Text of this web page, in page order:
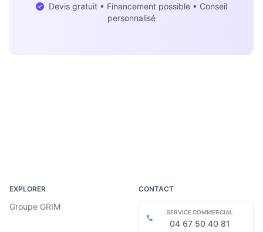
Devis gratuit • Financement possible • Conseil
personnalisé
EXPLORER
Groupe GRIM
CONTACT
SERVICE COMMERCIAL
04 67 50 40 81